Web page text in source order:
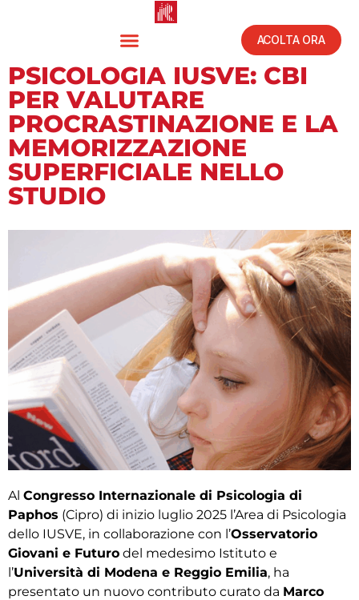
ACOLTA ORA
PSICOLOGIA IUSVE: CBI
PER VALUTARE
PROCRASTINAZIONE E LA
MEMORIZZAZIONE
SUPERFICIALE NELLO
STUDIO
Al Congresso Internazionale di Psicologia di
Paphos (Cipro) di inizio luglio 2025 l’Area di Psicologia
dello IUSVE, in collaborazione con l’Osservatorio
Giovani e Futuro del medesimo Istituto e
l’Università di Modena e Reggio Emilia, ha
presentato un nuovo contributo curato da Marco